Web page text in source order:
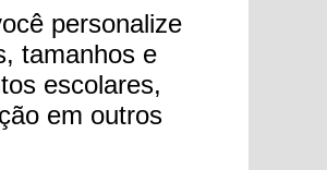
personalize
tamanhos e
escolares,
em outros